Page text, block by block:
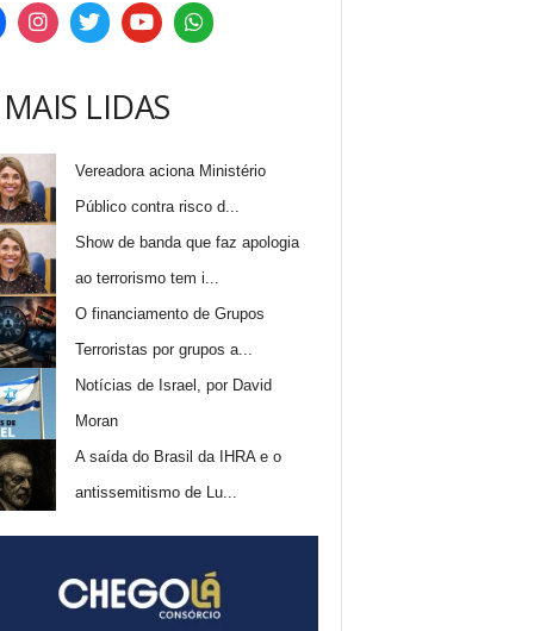
LIDAS
Vereadora aciona Ministério
Público contra risco d...
Show de banda que faz apologia
ao terrorismo tem i...
O financiamento de Grupos
Terroristas por grupos a...
Notícias de Israel, por David
Moran
A saída do Brasil da IHRA e o
antissemitismo de Lu...